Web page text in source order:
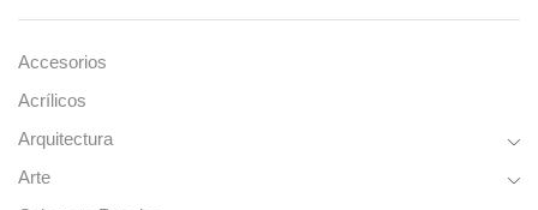
Accesorios
Acrílicos
Arquitectura
Arte